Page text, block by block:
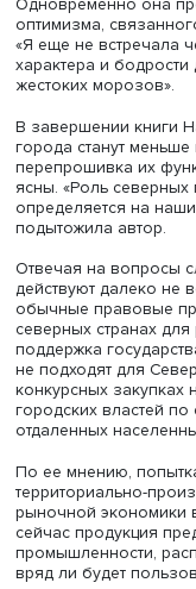
Надежда Замятина
инновационных
жилья и
ветер, а летом –
тропических
осень, они
клены», —
мегаполисов
тому, что весной и
учитывать местные
водопроницаемые